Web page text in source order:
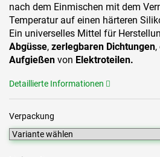
Verpackung
nach dem Einmischen mit dem
Temperatur auf einen härteren
Ein universelles Mittel für
Abgüsse, zerlegbaren Dichtungen
Aufgießen von Elektroteilen.
Detaillierte Informationen